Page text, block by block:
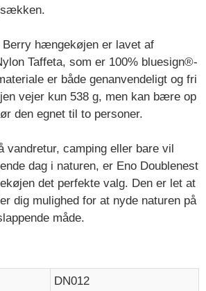
Berry hængekøjen er lavet af
Taffeta, som er 100% bluesign®-
er både genanvendeligt og fri
vejer kun 538 g, men kan bære op
den egnet til to personer.
vandretur, camping eller bare vil
dag i naturen, er Eno Doublenest
det perfekte valg. Den er let at
dig mulighed for at nyde naturen på
måde.
DN012